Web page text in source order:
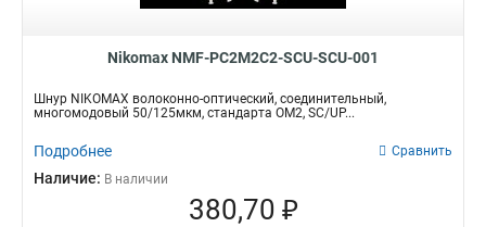
Nikomax NMF-PC2M2C2-SCU-SCU-001
Шнур NIKOMAX волоконно-оптический, соединительный,
многомодовый 50/125мкм, стандарта ОМ2, SC/UP...
Подробнее Сравнить
Наличие: В наличии
380,70 ₽